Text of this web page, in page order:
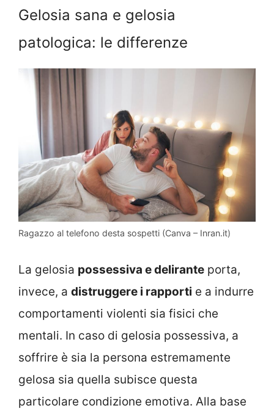
Gelosia sana e gelosia
patologica: le differenze
Ragazzo al telefono desta sospetti (Canva – Inran.it)
La gelosia possessiva e delirante porta,
invece, a distruggere i rapporti e a indurre
comportamenti violenti sia fisici che
mentali. In caso di gelosia possessiva, a
soffrire è sia la persona estremamente
gelosa sia quella subisce questa
particolare condizione emotiva. Alla base